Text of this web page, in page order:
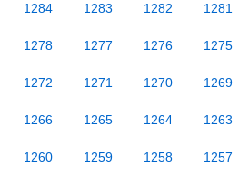
1284 1283 1282 1281
1278 1277 1276 1275
1272 1271 1270 1269
1266 1265 1264 1263
1260 1259 1258 1257